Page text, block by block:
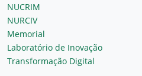
NUCRIM
NURCIV
Memorial
Laboratório de Inovação
Transformação Digital